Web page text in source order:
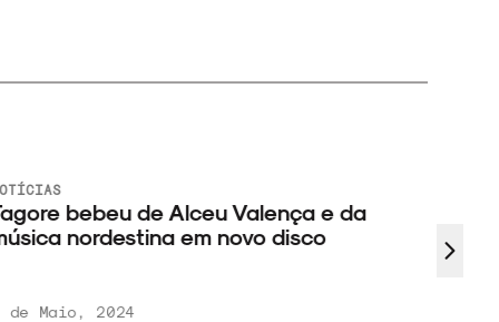
bebeu de Alceu Valença e da
nordestina em novo disco
de Maio, 2024